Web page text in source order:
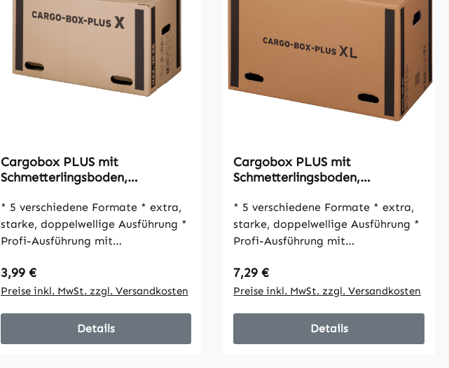
Cargobox PLUS mit
Schmetterlingsboden,
wellig, VPE10
* 5 verschiedene Formate * extra,
starke, doppelwellige Ausführung *
Profi-Ausführung mit
Materialstärke der Grifflöcher
Regulärer Preis:
3,99 €
Preise inkl. MwSt. zzgl. Versandkosten
Details
Cargobox PLUS mit
Schmetterlingsboden,
wellig, VPE10
* 5 verschiedene Formate * extra,
starke, doppelwellige Ausführung *
Profi-Ausführung mit
Materialstärke der Grifflöcher
Regulärer Preis:
7,29 €
Preise inkl. MwSt. zzgl. Versandkosten
Details